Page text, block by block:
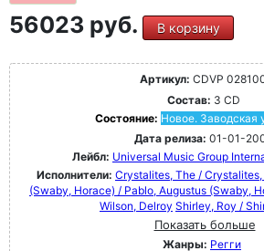
56023 руб. В корзину
Артикул: CDVP
Состав: 3 CD
Состояние: Новое. Заводская
Дата релиза: 01-01-
Лейбл: Universal Music Group
Исполнители: Crystalites, The /
(Swaby, Horace) / Pablo, Augustus (Swaby,
Wilson, Delroy Shirley, Roy /
Показать больше
Жанры: Регги